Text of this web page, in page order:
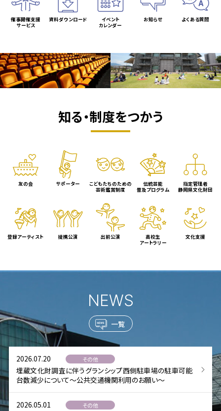
催事開催支援
サービス
資料ダウンロード
イベント
カレンダー
お知らせ よくある質問
知る・制度をつかう
友の会 サポーター
こどもたちのための
芸術鑑賞制度
伝統芸能
普及プログラム
指定管理者
静岡県文化財団
登録アーティスト 提携公演 出前公演
高校生
アートラリー
文化支援
NEWS
一覧
2026.07.20 その他
埋蔵文化財調査に伴うグランシップ西側駐車場の駐車可能
台数減少について～公共交通機関利用のお願い～
2026.05.01 その他